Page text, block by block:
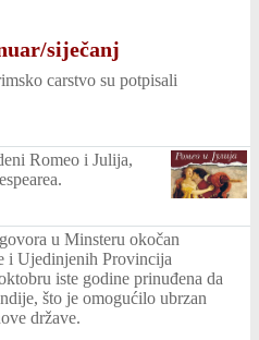
siječanj
carstvo su potpisali
Romeo i Julija,
u Minsteru okočan
i Ujedinjenih Provincija
iste godine prinuđena da
što je omogućilo ubrzan
države.